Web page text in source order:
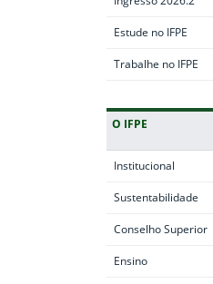
Estude no IFPE
Trabalhe no IFPE
O IFPE
Institucional
Sustentabilidade
Conselho Superior
Ensino(Expandir